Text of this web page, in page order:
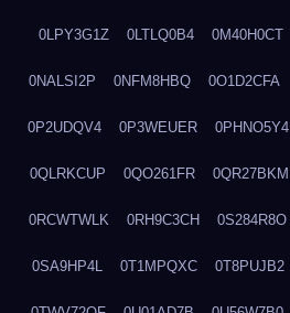
0LPY3G1Z 0LTLQ0B4 0M40H0CT
0NALSI2P 0NFM8HBQ 0O1D2CFA
0P2UDQV4 0P3WEUER 0PHNO5Y4
0QLRKCUP 0QO261FR 0QR27BKM
0RCWTWLK 0RH9C3CH 0S284R8O
0SA9HP4L 0T1MPQXC 0T8PUJB2